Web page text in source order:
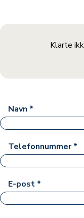
Klarte
Navn *
Telefonnummer*
E-post *